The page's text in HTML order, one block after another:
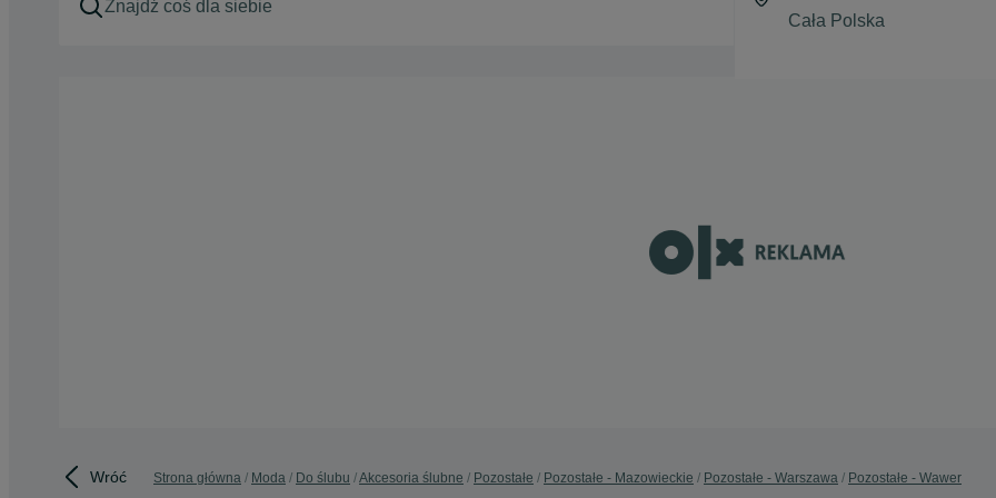
Wróć Strona główna Moda Do ślubu Akcesoria ślubne Pozostałe Pozostałe - Mazowieckie Pozostałe - Warszawa Pozostałe - Wawer